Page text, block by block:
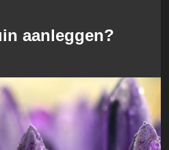
aanleggen?